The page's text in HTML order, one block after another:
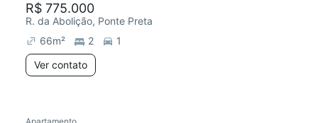
R$ 775.000
R. da Abolição, Ponte Preta
66m² 2
1
Ver contato